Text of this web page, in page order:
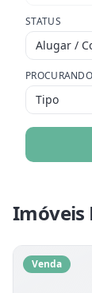
STATUS
Alugar /
Tipo
Imóveis
Venda